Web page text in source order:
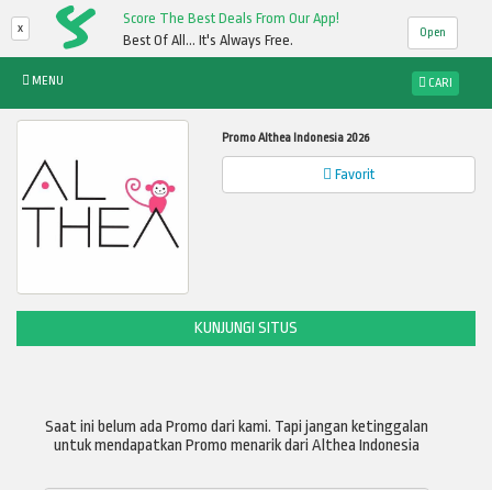
x
Score The Best Deals From Our App!
Best Of All... It's Always Free.
Open
MENU CARI
Promo Althea Indonesia 2026
Favorit
KUNJUNGI SITUS
Saat ini belum ada Promo dari kami. Tapi jangan ketinggalan
untuk mendapatkan Promo menarik dari Althea Indonesia